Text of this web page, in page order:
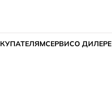
СЕРВИСО ДИЛЕРЕ